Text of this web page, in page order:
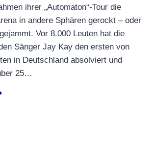
ihrer „Automaton“-Tour die
in andere Sphären gerockt – oder
Vor 8.000 Leuten hat die
Sänger Jay Kay den ersten von
in Deutschland absolviert und
25…